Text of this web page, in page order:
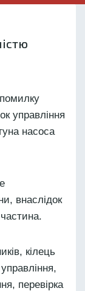
управління
насоса
внаслідок
кілець
перевірка